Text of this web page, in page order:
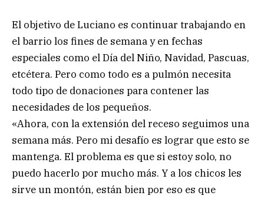
El objetivo de Luciano es continuar trabajando en
el barrio los fines de semana y en fechas
especiales como el Día del Niño, Navidad, Pascuas,
etcétera. Pero como todo es a pulmón necesita
todo tipo de donaciones para contener las
necesidades de los pequeños.
«Ahora, con la extensión del receso seguimos una
semana más. Pero mi desafío es lograr que esto se
mantenga. El problema es que si estoy solo, no
puedo hacerlo por mucho más. Y a los chicos les
sirve un montón, están bien por eso es que